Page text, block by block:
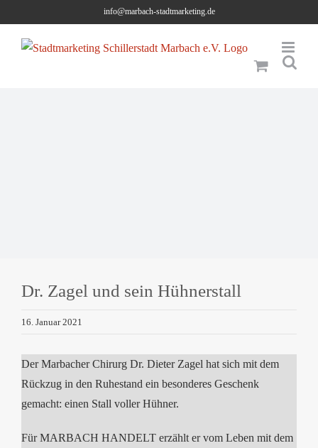
content
info@marbach-stadtmarketing.de
Dr. Zagel und sein Hühnerstall
16. Januar 2021
Der Marbacher Chirurg Dr. Dieter Zagel hat sich mit dem
Rückzug in den Ruhestand ein besonderes Geschenk
gemacht: einen Stall voller Hühner.
Für MARBACH HANDELT erzählt er vom Leben mit dem